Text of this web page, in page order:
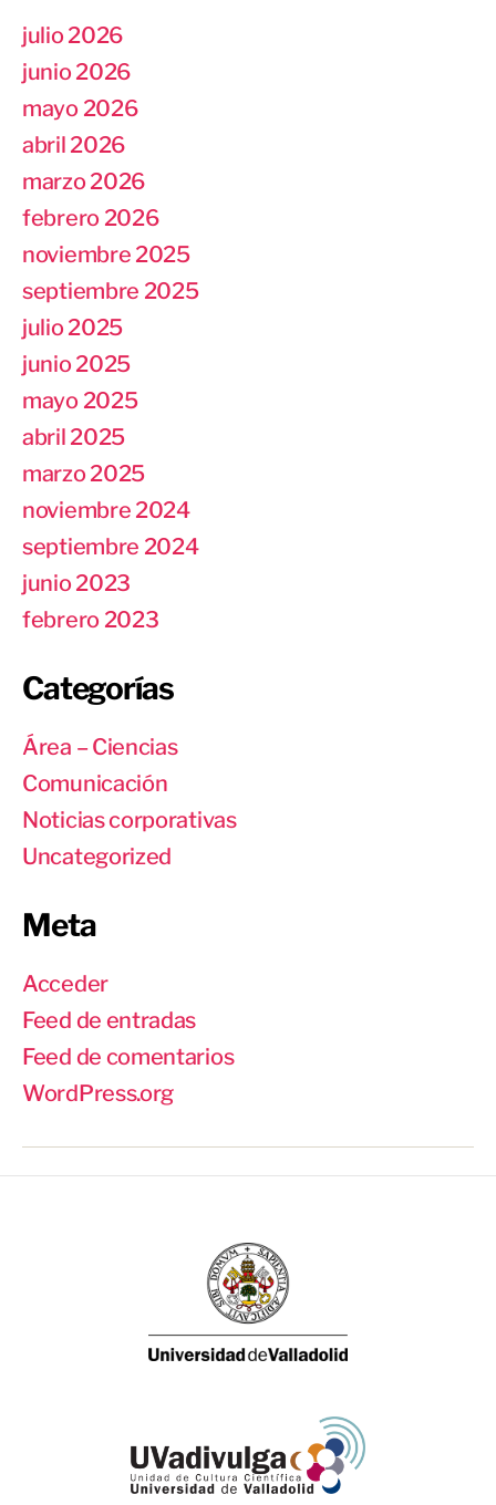
julio 2026
junio 2026
mayo 2026
abril 2026
marzo 2026
febrero 2026
noviembre 2025
septiembre 2025
julio 2025
junio 2025
mayo 2025
abril 2025
marzo 2025
noviembre 2024
septiembre 2024
junio 2023
febrero 2023
Categorías
Área – Ciencias
Comunicación
Noticias corporativas
Uncategorized
Meta
Acceder
Feed de entradas
Feed de comentarios
WordPress.org